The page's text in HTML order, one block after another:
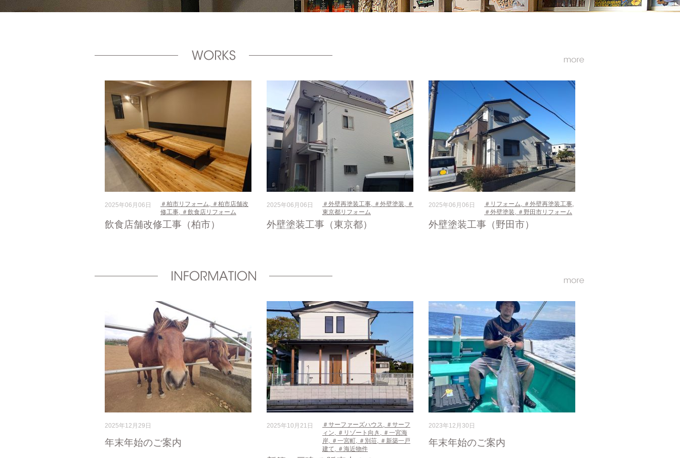
2025年06月06日 ＃柏市リフォーム
＃柏市店舗改
修工事
＃飲食店リフォーム
飲食店舗改修工事（柏市）
2025年06月06日 ＃外壁再塗装工事 ＃外壁塗装
＃
東京都リフォーム
外壁塗装工事（東京都）
2025年06月06日 ＃リフォーム ＃外壁再塗装工事
＃外壁塗装
＃野田市リフォーム
外壁塗装工事（野田市）
2025年12月29日
年末年始のご案内
2025年10月21日 ＃サーファーズハウス
＃サーフ
ィン
＃リゾート向き
＃一宮海
岸
＃一宮町 ＃別荘
＃新築一戸
建て
＃海近物件
2023年12月30日
年末年始のご案内